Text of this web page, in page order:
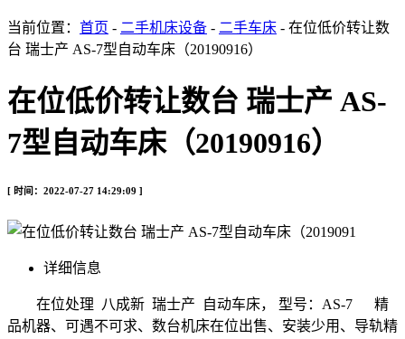
当前位置： 首页 - 二手机床设备 - 二手车床 - 在位低价转让数
台 瑞士产 AS-7型自动车床（20190916）
在位低价转让数台 瑞士产 AS-
7型自动车床（20190916）
[ 时间：2022-07-27 14:29:09 ]
详细信息
在位处理 八成新 瑞士产 自动车床， 型号：AS-7 精
品机器、可遇不可求、数台机床在位出售、安装少用、导轨精